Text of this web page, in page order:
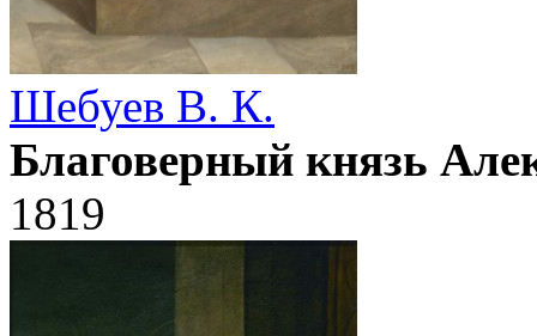
Шебуев В. К.
Благоверный князь
1819